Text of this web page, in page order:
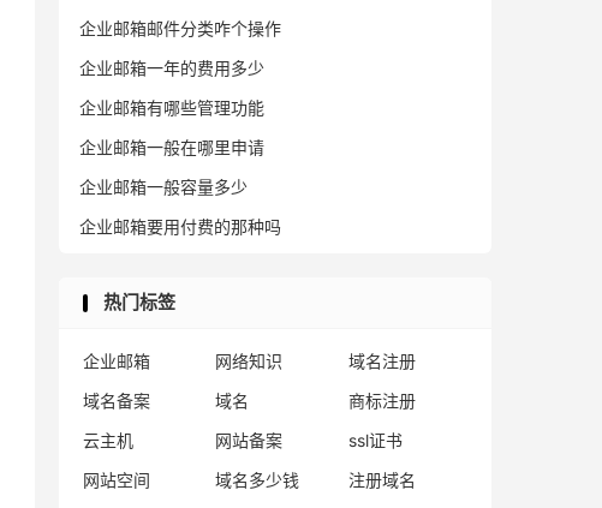
企业邮箱邮件分类咋个操作
企业邮箱一年的费用多少
企业邮箱有哪些管理功能
企业邮箱一般在哪里申请
企业邮箱一般容量多少
企业邮箱要用付费的那种吗
热门标签
企业邮箱 网络知识
域名注册
域名备案
域名
商标注册
云主机
网站备案
ssl证书
网站空间
域名多少钱
注册域名